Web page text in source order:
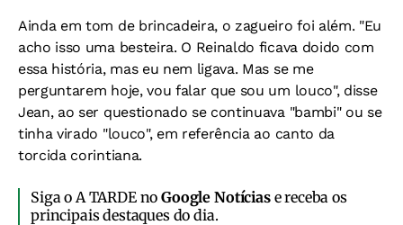
Ainda em tom de brincadeira, o zagueiro foi além. "Eu
acho isso uma besteira. O Reinaldo ficava doido com
essa história, mas eu nem ligava. Mas se me
perguntarem hoje, vou falar que sou um louco", disse
Jean, ao ser questionado se continuava "bambi" ou se
tinha virado "louco", em referência ao canto da
torcida corintiana.
Siga o A TARDE noGoogle Notíciase receba os
principais destaques do dia.